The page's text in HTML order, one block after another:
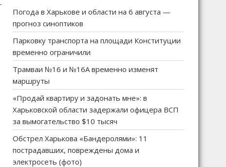
Погода в Харькове и области на 6 августа —
прогноз синоптиков
Парковку транспорта на площади Конституции
временно ограничили
Трамваи №16 и №16А временно изменят
маршруты
«Продай квартиру и задонать мне»: в
Харьковской области задержали офицера ВСП
за вымогательство $10 тысяч
Обстрел Харькова «Бандеролями»: 11
пострадавших, повреждены дома и
электросеть (фото)